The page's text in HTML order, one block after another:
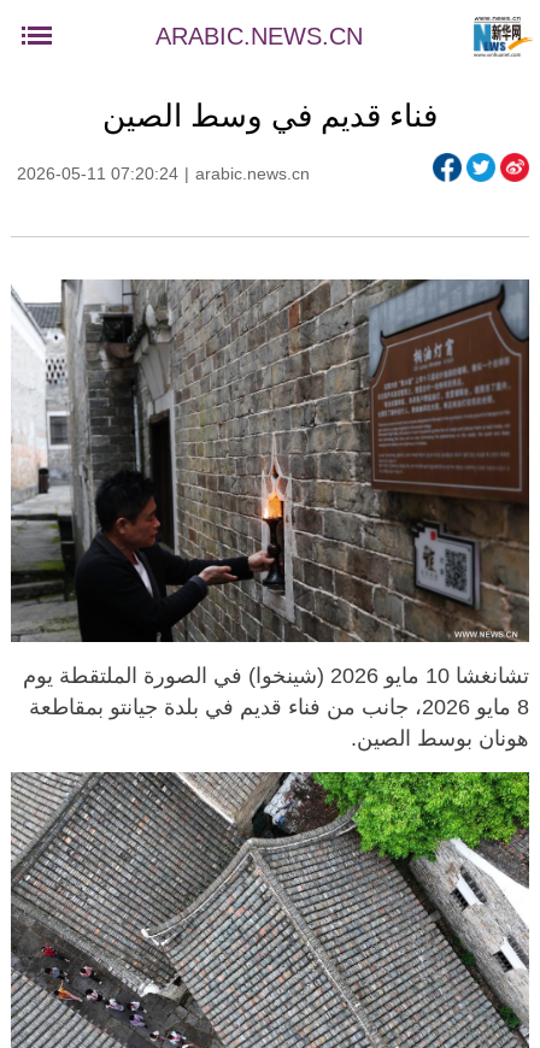
ARABIC.NEWS.CN
فناء قديم في وسط الصين
2026-05-11 07:20:24 | arabic.news.cn
تشانغشا 10 مايو 2026 (شينخوا) في الصورة الملتقطة يوم
8 مايو 2026، جانب من فناء قديم في بلدة جيانتو بمقاطعة
هونان بوسط الصين.